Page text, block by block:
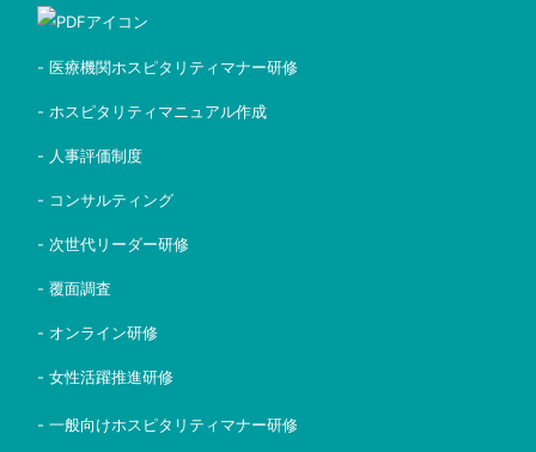
- 医療機関ホスピタリティマナー研修
- ホスピタリティマニュアル作成
- 人事評価制度
- コンサルティング
- 次世代リーダー研修
- 覆面調査
- オンライン研修
- 女性活躍推進研修
- 一般向けホスピタリティマナー研修